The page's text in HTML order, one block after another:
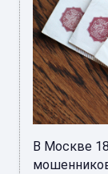
В Москве